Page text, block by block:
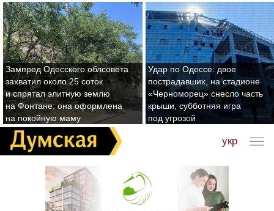
Зампред Одесского облсовета
захватил около 25 соток
и спрятал элитную землю
на Фонтане: она оформлена
на покойную маму
Удар по Одессе: двое
пострадавших, на стадионе
«Черноморец» снесло часть
крыши, субботняя игра
под угрозой
укр